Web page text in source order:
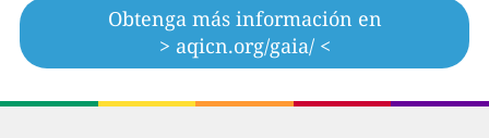
Obtenga más información en
> aqicn.org/gaia/ <